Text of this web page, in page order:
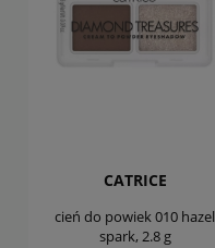
CATRICE
cień do powiek 010 hazel
spark, 2.8 g